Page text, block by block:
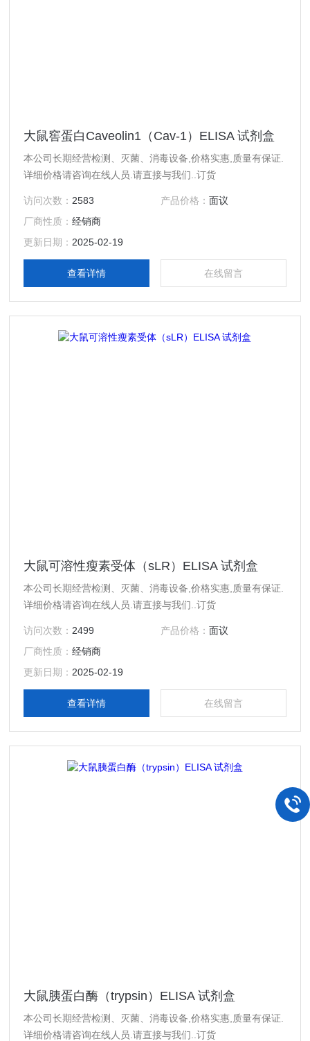
大鼠窖蛋白Caveolin1（Cav-1）ELISA 试剂盒
本公司长期经营检测、灭菌、消毒设备,价格实惠,质量有保证.
详细价格请咨询在线人员.请直接与我们..订货
访问次数： 2583 产品价格： 面议
厂商性质：经销商
更新日期： 2025-02-19
查看详情 在线留言
大鼠可溶性瘦素受体（sLR）ELISA 试剂盒
本公司长期经营检测、灭菌、消毒设备,价格实惠,质量有保证.
详细价格请咨询在线人员.请直接与我们..订货
访问次数： 2499 产品价格： 面议
厂商性质：经销商
更新日期： 2025-02-19
查看详情 在线留言
大鼠胰蛋白酶（trypsin）ELISA 试剂盒
本公司长期经营检测、灭菌、消毒设备,价格实惠,质量有保证.
详细价格请咨询在线人员.请直接与我们..订货